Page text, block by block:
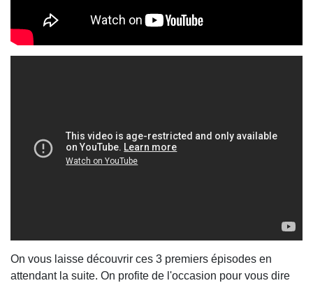
On vous laisse découvrir ces 3 premiers épisodes en
attendant la suite. On profite de l'occasion pour vous dire